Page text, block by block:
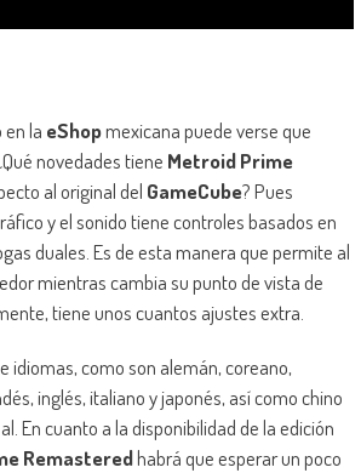
en la eShopmexicana puede verse que
novedades tiene Metroid Prime
al original del GameCube? Pues
y el sonido tiene controles basados en
duales. Es de esta manera que permite al
mientras cambia su punto de vista de
tiene unos cuantos ajustes extra.
idiomas, como son alemán, coreano,
inglés, italiano y japonés, así como chino
En cuanto a la disponibilidad de la edición
Remasteredhabrá que esperar un poco